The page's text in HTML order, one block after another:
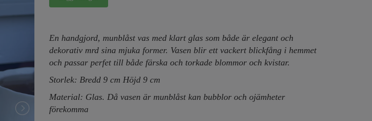
En handgjord, munblåst vas med klart glas som både är elegant och
dekorativ mrd sina mjuka former. Vasen blir ett vackert blickfång i hemmet
och passar perfet till både färska och torkade blommor och kvistar.
Storlek: Bredd 9 cm Höjd 9 cm
Material: Glas. Då vasen är munblåst kan bubblor och ojämheter
förekomma